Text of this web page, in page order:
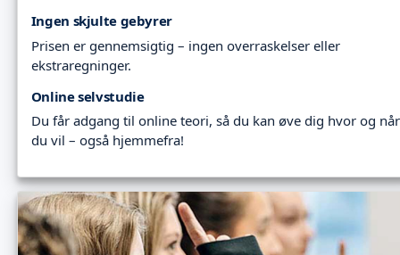
Ingen skjulte gebyrer
Prisen er gennemsigtig – ingen overraskelser eller
ekstraregninger.
Online selvstudie
Du får adgang til online teori, så du kan øve dig hvor og når
du vil – også hjemmefra!